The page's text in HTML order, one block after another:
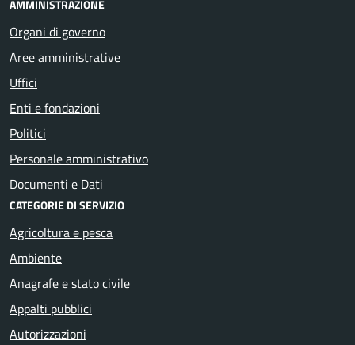
AMMINISTRAZIONE
Organi di governo
Aree amministrative
Uffici
Enti e fondazioni
Politici
Personale amministrativo
Documenti e Dati
CATEGORIE DI SERVIZIO
Agricoltura e pesca
Ambiente
Anagrafe e stato civile
Appalti pubblici
Autorizzazioni